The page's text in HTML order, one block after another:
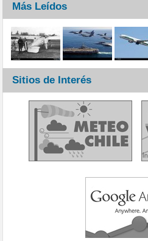
Más Leídos
Sitios de Interés